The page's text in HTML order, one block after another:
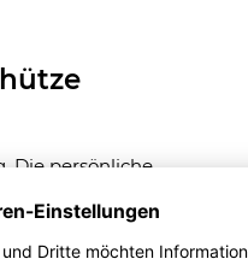
Die persönliche
des Kindes.
Mädchen weckt die